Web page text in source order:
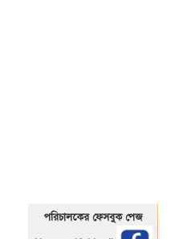
পরিচালকের ফেসবুক পেজ